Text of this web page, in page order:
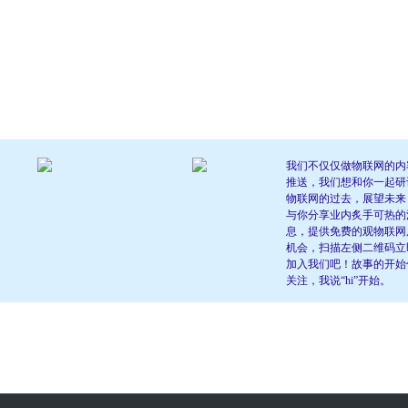
我们不仅仅做物联网的
推送，我们想和你一起
物联网的过去，展望未来
与你分享业内炙手可热
息，提供免费的观物联网
机会，扫描左侧二维码立
加入我们吧！故事的开
关注，我说“hi”开始。